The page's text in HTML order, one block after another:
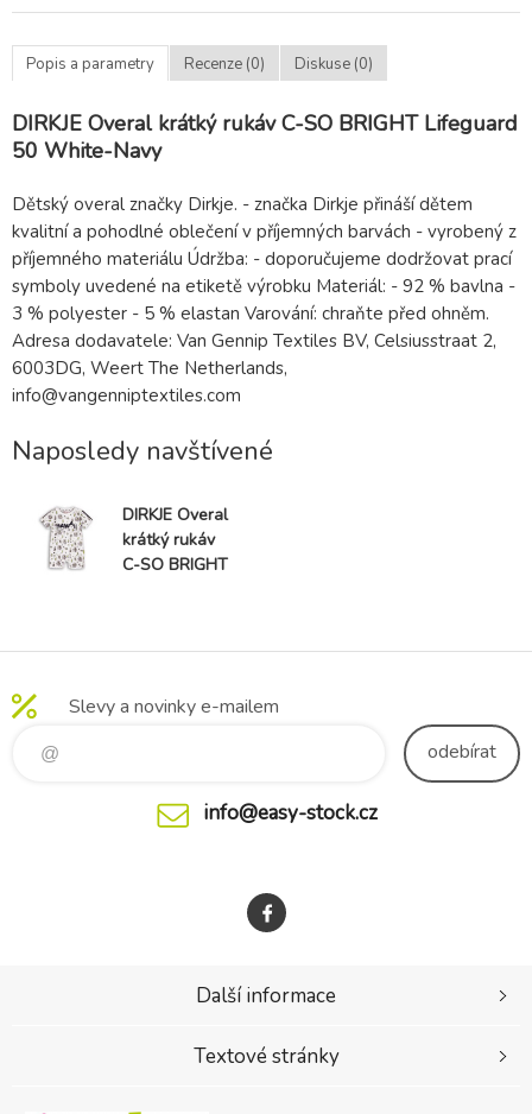
Popis a parametry Recenze (0) Diskuse (0)
DIRKJE Overal krátký rukáv C-SO BRIGHT Lifeguard
50 White-Navy
Dětský overal značky Dirkje. - značka Dirkje přináší dětem
kvalitní a pohodlné oblečení v příjemných barvách - vyrobený z
příjemného materiálu Údržba: - doporučujeme dodržovat prací
symboly uvedené na etiketě výrobku Materiál: - 92 % bavlna -
3 % polyester - 5 % elastan Varování: chraňte před ohněm.
Adresa dodavatele: Van Gennip Textiles BV, Celsiusstraat 2,
6003DG, Weert The Netherlands,
info@vangenniptextiles.com
Naposledy navštívené
DIRKJE Overal
krátký rukáv
C-SO BRIGHT
Slevy a novinky e-mailem
odebírat
info@easy-stock.cz
Další informace
Textové stránky